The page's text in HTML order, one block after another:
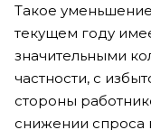
Такое
текущем году
значительными
частности, с
стороны
снижении спроса